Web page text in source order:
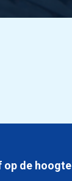
op de hoogte